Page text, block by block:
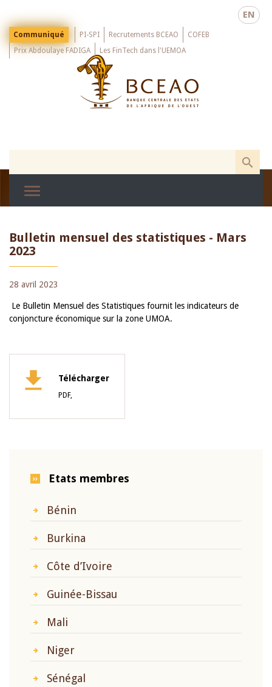
main
EN
Menu
Top
Communiqué PI-SPI Recrutements BCEAO
COFEB
Prix Abdoulaye FADIGA
Les FinTech dans l'UEMOA
Bulletin mensuel des statistiques - Mars
2023
28 avril 2023
Le Bulletin Mensuel des Statistiques fournit les indicateurs de
conjoncture économique sur la zone UMOA.
Télécharger
PDF,
Etats membres
Bénin
Burkina
Côte d’Ivoire
Guinée-Bissau
Mali
Niger
Sénégal